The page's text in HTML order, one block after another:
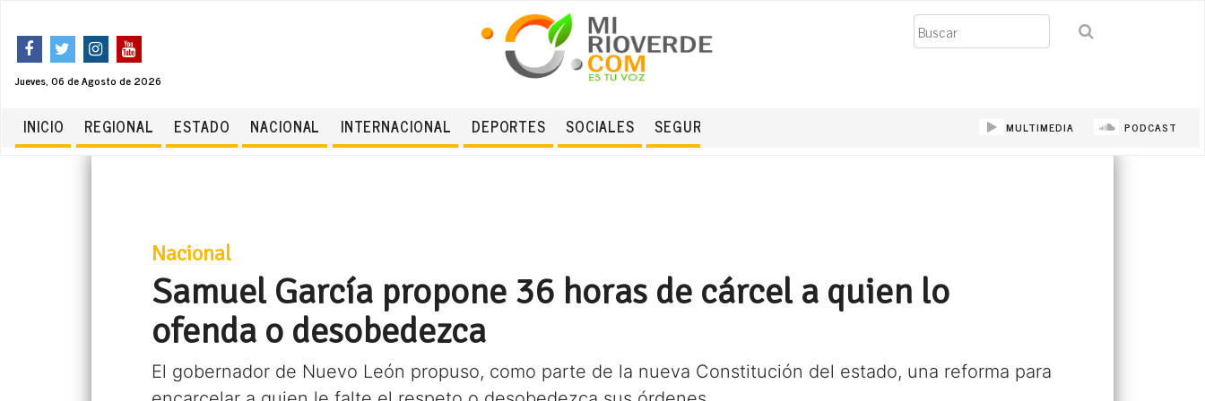
Jueves, 06 de Agosto de 2026
Buscar
INICIO REGIONAL ESTADO NACIONAL INTERNACIONAL DEPORTES SOCIALES SEGURIDAD MULTIMEDIA PODCAST
Nacional
Samuel García propone 36 horas de cárcel a quien lo
ofenda o desobedezca
El gobernador de Nuevo León propuso, como parte de la nueva Constitución del estado, una reforma para